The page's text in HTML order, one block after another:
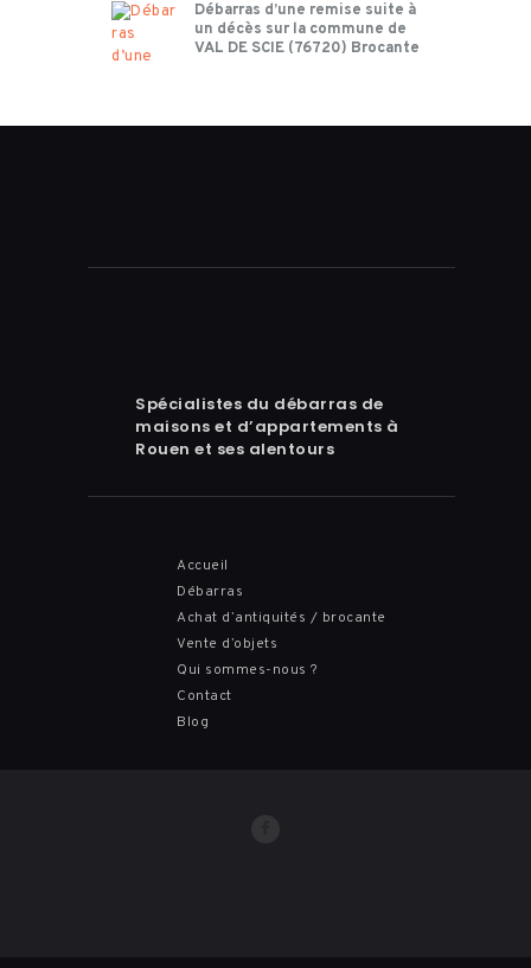
Débarras d’une remise suite à
un décès sur la commune de
VAL DE SCIE (76720) Brocante
Spécialistes du débarras de
maisons et d’appartements à
Rouen et ses alentours
Accueil
Débarras
Achat d’antiquités / brocante
Vente d’objets
Qui sommes-nous ?
Contact
Blog